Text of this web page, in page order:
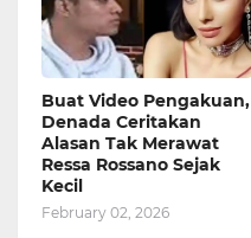
Buat Video Pengakuan,
Denada Ceritakan
Alasan Tak Merawat
Ressa Rossano Sejak
Kecil
February 02, 2026